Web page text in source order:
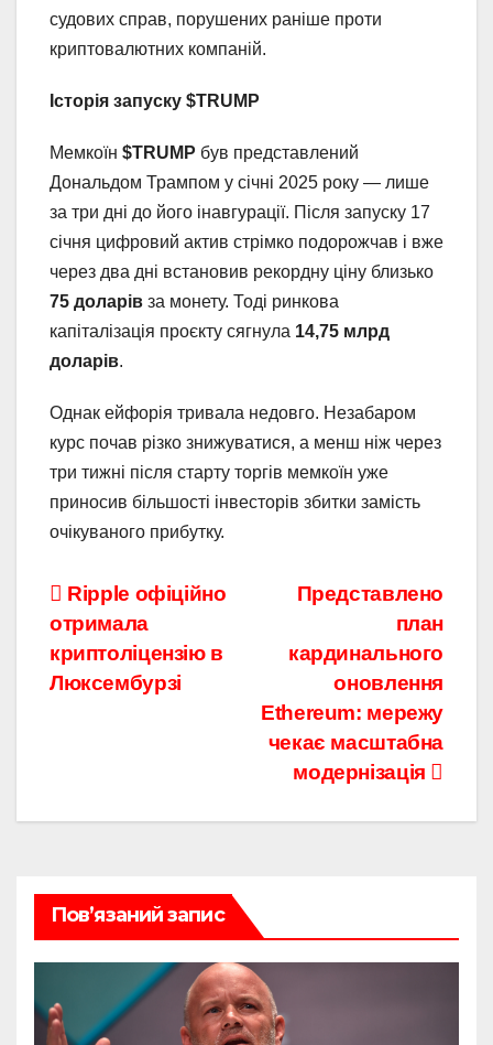
судових справ, порушених раніше проти
криптовалютних компаній.
Історія запуску $TRUMP
Мемкоїн $TRUMP був представлений
Дональдом Трампом у січні 2025 року — лише
за три дні до його інавгурації. Після запуску 17
січня цифровий актив стрімко подорожчав і вже
через два дні встановив рекордну ціну близько
75 доларів за монету. Тоді ринкова
капіталізація проєкту сягнула 14,75 млрд
доларів.
Однак ейфорія тривала недовго. Незабаром
курс почав різко знижуватися, а менш ніж через
три тижні після старту торгів мемкоїн уже
приносив більшості інвесторів збитки замість
очікуваного прибутку.
Навігація
записів
Представлено
план
кардинального
оновлення
Ethereum: мережу
чекає масштабна
модернізація
Ripple офіційно
отримала
криптоліцензію в
Люксембурзі
Пов’язаний запис